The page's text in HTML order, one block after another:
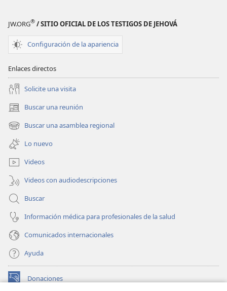
JW.ORG® / SITIO OFICIAL DE LOS TESTIGOS DE JEHOVÁ
Configuración de la apariencia
Enlaces directos
Solicite una visita
Buscar una reunión
(abre
una
nueva
ventana)
Buscar una asamblea regional
(abre
una
nueva
ventana)
Lo nuevo
Videos
Videos con audiodescripciones
Buscar
Información médica para profesionales de la salud
Comunicados internacionales
Ayuda
Donaciones
(abre